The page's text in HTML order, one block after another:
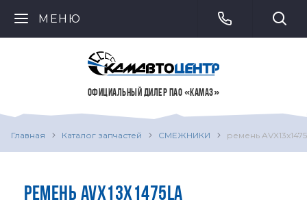
МЕНЮ
ОФИЦИАЛЬНЫЙ ДИЛЕР ПАО «КАМАЗ»
Главная Каталог запчастей СМЕЖНИКИ ремень
РЕМЕНЬ AVX13X1475LA